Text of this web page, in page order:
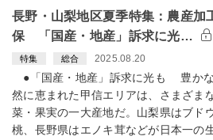
長野・山梨地区夏季特集：農産加
保 「国産・地産」訴求に光…
特集 総合 2025.08.20
●「国産・地産」訴求に光も 豊か
然に恵まれた甲信エリアは、さまざま
菜・果実の一大産地だ。山梨県はブド
桃、長野県はエノキ茸などが日本一の